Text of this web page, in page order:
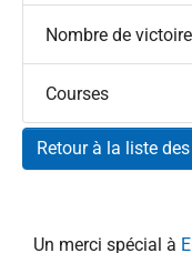
Nombre de
Courses
Retour à la liste
Un merci spécial à